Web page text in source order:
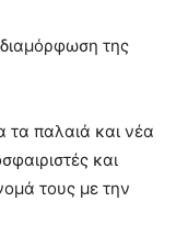
διαμόρφωση της
τα παλαιά και νέα
και
τους με την